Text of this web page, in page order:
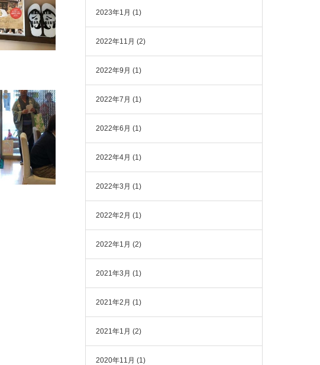
2023年1月 (1)
2022年11月 (2)
2022年9月 (1)
2022年7月 (1)
2022年6月 (1)
2022年4月 (1)
2022年3月 (1)
2022年2月 (1)
2022年1月 (2)
2021年3月 (1)
2021年2月 (1)
2021年1月 (2)
2020年11月 (1)